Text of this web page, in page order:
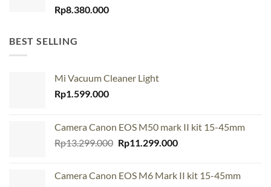
Rp8.380.000
BEST SELLING
Mi Vacuum Cleaner Light
Rp1.599.000
Camera Canon EOS M50 mark II kit 15-45mm
Rp13.299.000 Original
Rp13.299.000.
Rp11.299.000Current
Rp11.299.000.
Camera Canon EOS M6 Mark II kit 15-45mm